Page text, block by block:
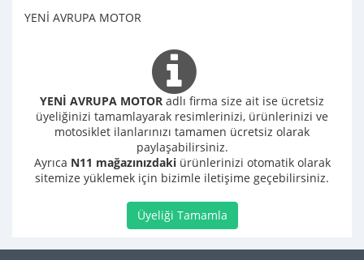
YENİ AVRUPA MOTOR
YENİ AVRUPA MOTOR adlı firma size ait ise ücretsiz
üyeliğinizi tamamlayarak resimlerinizi, ürünlerinizi ve
motosiklet ilanlarınızı tamamen ücretsiz olarak
paylaşabilirsiniz.
Ayrıca N11 mağazınızdakiürünlerinizi otomatik olarak
sitemize yüklemek için bizimle iletişime geçebilirsiniz.
Üyeliği Tamamla